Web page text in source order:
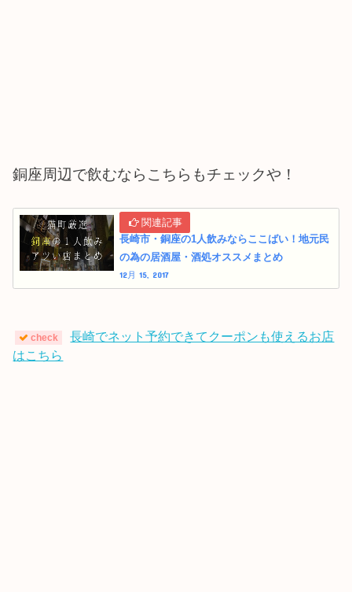
銅座周辺で飲むならこちらもチェックや！
長崎市・銅座の1人飲みならここばい！地元民
の為の居酒屋・酒処オススメまとめ
12月 15, 2017
check
長崎でネット予約できてクーポンも使えるお店
はこちら